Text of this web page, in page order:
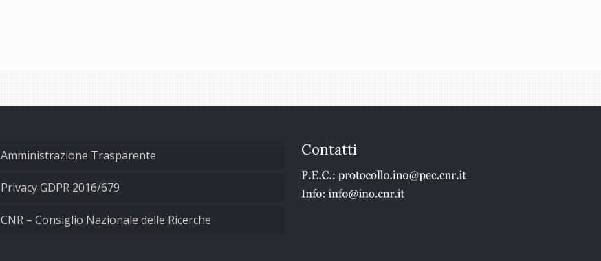
Amministrazione Trasparente
Privacy GDPR 2016/679
CNR – Consiglio Nazionale delle Ricerche
Contatti